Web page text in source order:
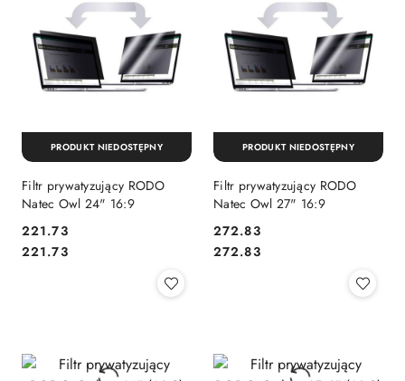
Filtr prywatyzujący RODO
Natec Owl 24" 16:9
Cena:
221.73
Cena:
221.73
PRODUKT NIEDOSTĘPNY
Filtr prywatyzujący RODO
Natec Owl 27" 16:9
Cena:
272.83
Cena:
272.83
PRODUKT NIEDOSTĘPNY